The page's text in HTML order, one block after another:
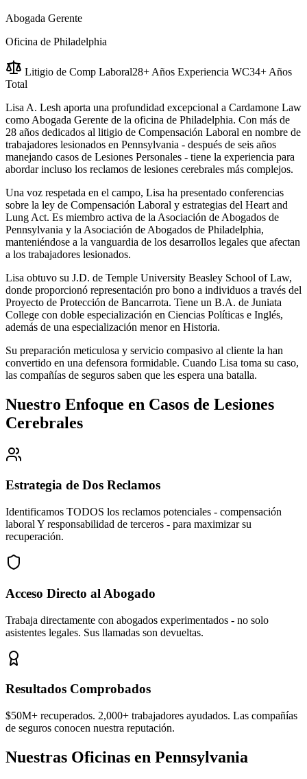
Abogada Gerente
Oficina de Philadelphia
Litigio de Comp Laboral28+ Años Experiencia WC34+ Años
Total
Lisa A. Lesh aporta una profundidad excepcional a Cardamone Law
como Abogada Gerente de la oficina de Philadelphia. Con más de
28 años dedicados al litigio de Compensación Laboral en nombre de
trabajadores lesionados en Pennsylvania - después de seis años
manejando casos de Lesiones Personales - tiene la experiencia para
abordar incluso los reclamos de lesiones cerebrales más complejos.
Una voz respetada en el campo, Lisa ha presentado conferencias
sobre la ley de Compensación Laboral y estrategias del Heart and
Lung Act. Es miembro activa de la Asociación de Abogados de
Pennsylvania y la Asociación de Abogados de Philadelphia,
manteniéndose a la vanguardia de los desarrollos legales que afectan
a los trabajadores lesionados.
Lisa obtuvo su J.D. de Temple University Beasley School of Law,
donde proporcionó representación pro bono a individuos a través del
Proyecto de Protección de Bancarrota. Tiene un B.A. de Juniata
College con doble especialización en Ciencias Políticas e Inglés,
además de una especialización menor en Historia.
Su preparación meticulosa y servicio compasivo al cliente la han
convertido en una defensora formidable. Cuando Lisa toma su caso,
las compañías de seguros saben que les espera una batalla.
Nuestro Enfoque en Casos de Lesiones
Cerebrales
Estrategia de Dos Reclamos
Identificamos TODOS los reclamos potenciales - compensación
laboral Y responsabilidad de terceros - para maximizar su
recuperación.
Acceso Directo al Abogado
Trabaja directamente con abogados experimentados - no solo
asistentes legales. Sus llamadas son devueltas.
Resultados Comprobados
$50M+ recuperados. 2,000+ trabajadores ayudados. Las compañías
de seguros conocen nuestra reputación.
Nuestras Oficinas en Pennsylvania